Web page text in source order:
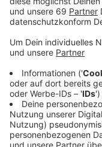
Gievenbeck
des Marathons
Maite Kelly,
gehört zu den
mit seinem
landet er erst zum
Eins.
Anzeige